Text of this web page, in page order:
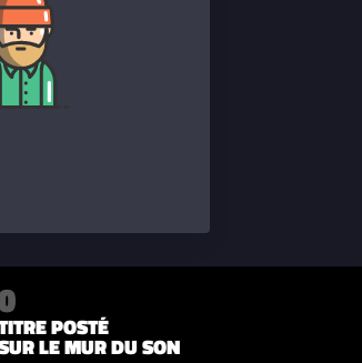
POSTÉ
LE MUR DU SON